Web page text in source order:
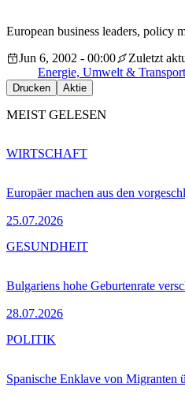
European business leaders, policy
Jun 6, 2002 - 00:00
Zuletzt
Energie, Umwelt & Transport
Drucken Aktie
MEIST GELESEN
Europäer machen aus den
25.07.2026
WIRTSCHAFT
Bulgariens hohe Geburtenrate
28.07.2026
GESUNDHEIT
Spanische Enklave von Migranten
POLITIK